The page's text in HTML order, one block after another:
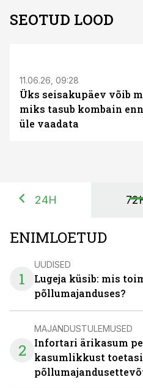
SEOTUD LOOD
11.06.26, 09:28
Üks seisakupäev võib
miks tasub kombain
üle vaadata
24H
ENIMLOETUD
1
UUDISED
Lugeja küsib: mis
põllumajanduses?
2
MAJANDUSTULEMUSED
Infortari ärikasum
kasumlikkust